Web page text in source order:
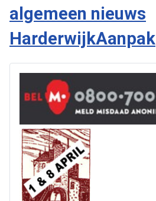
algemeen nieuws
HarderwijkAanpak